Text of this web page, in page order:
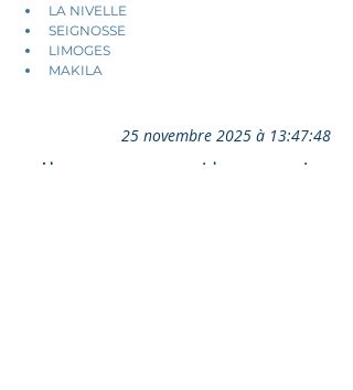
LA NIVELLE
SEIGNOSSE
LIMOGES
MAKILA
25 novembre 2025 à 13:47:48
Ils nous soutiennent